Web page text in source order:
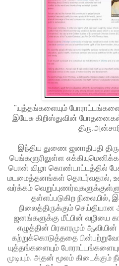
"யுத்தங்களையும்
இயேசு கிறிஸ்துவின்
இந்திய துணை ஜனாதிபதி
பெங்களூரிலுள்ள
பொன் விழா கொண்டாட்டத்தில்
மடமைத்தனங்கள் தொடர்வதால்,
வர்க்கம்
தள்ளப்படுகிற நிலையில்,
நிலைத்திருக்கும் செய்தியான
ஜனங்களுக்கு மீட்பின் வழியை
எழுத்தின் பிரகாரமும் ஆவியின்
கற்றுக்கொடுத்ததை
யுத்தங்களையும்
முடியும். அதன் மூலம் கிடைக்கும்